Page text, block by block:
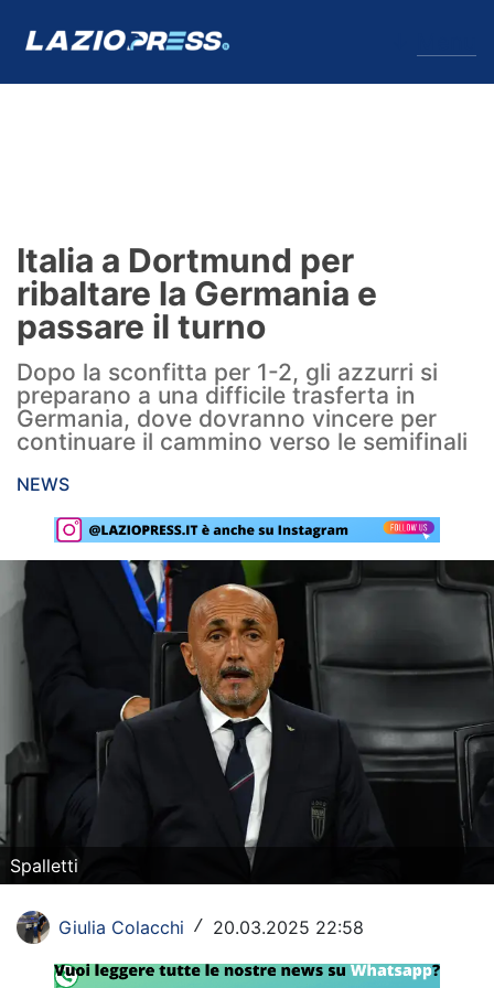
Formello
Infortuni
Primavera
Calciomercato
Lazio Women
Rassegna Lazio
Champions League
Europa League
Altri Sport
Formula 1
Tennis
Vela
Italia a Dortmund per
ribaltare la Germania e
passare il turno
Dopo la sconfitta per 1-2, gli azzurri si
preparano a una difficile trasferta in
Germania, dove dovranno vincere per
continuare il cammino verso le semifinali
NEWS
Spalletti
Giulia Colacchi / 20.03.2025 22:58